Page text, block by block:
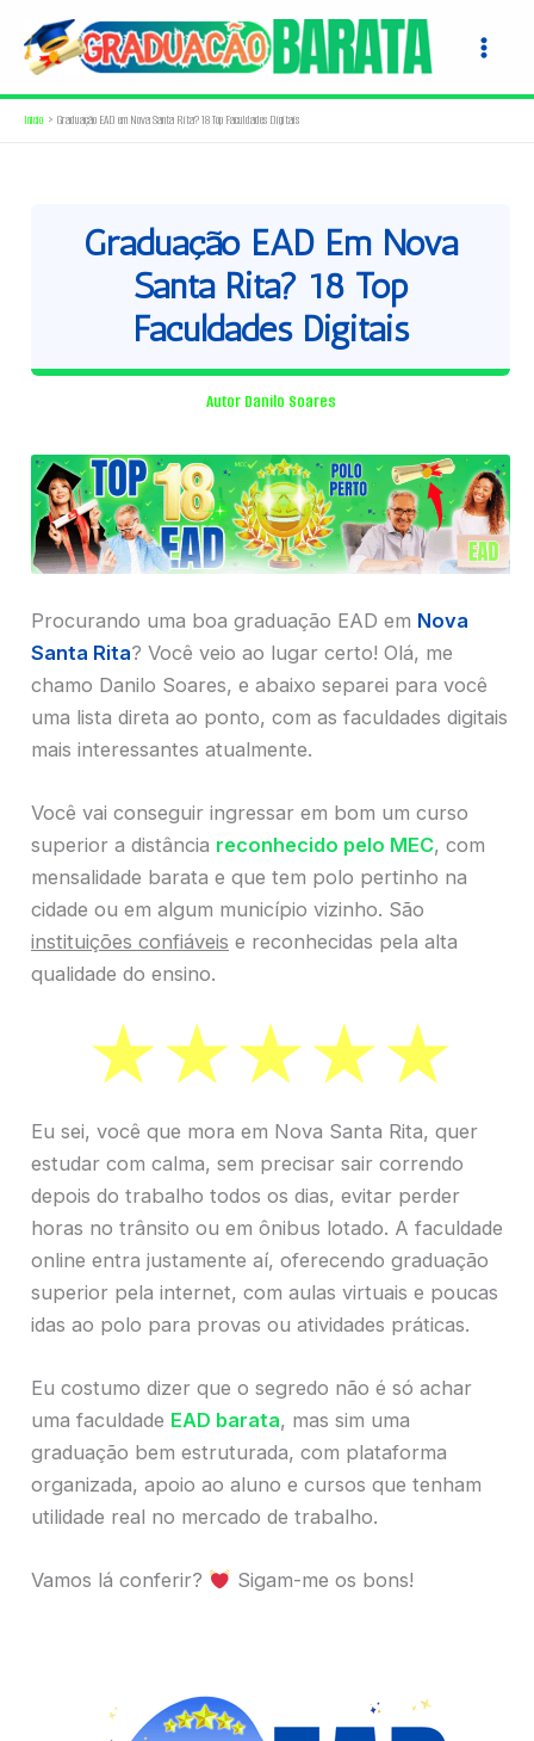
para
conteúdo
Início Graduação EAD em Nova Santa Rita? 18 Top Faculdades Digitais
Graduação EAD Em Nova
Santa Rita? 18 Top
Faculdades Digitais
Autor Danilo Soares
Procurando uma boa graduação EAD em Nova
Santa Rita? Você veio ao lugar certo! Olá, me
chamo Danilo Soares, e abaixo separei para você
uma lista direta ao ponto, com as faculdades digitais
mais interessantes atualmente.
Você vai conseguir ingressar em bom um curso
superior a distância reconhecido pelo MEC, com
mensalidade barata e que tem polo pertinho na
cidade ou em algum município vizinho. São
instituições confiáveis e reconhecidas pela alta
qualidade do ensino.
Eu sei, você que mora em Nova Santa Rita, quer
estudar com calma, sem precisar sair correndo
depois do trabalho todos os dias, evitar perder
horas no trânsito ou em ônibus lotado. A faculdade
online entra justamente aí, oferecendo graduação
superior pela internet, com aulas virtuais e poucas
idas ao polo para provas ou atividades práticas.
Eu costumo dizer que o segredo não é só achar
uma faculdade EAD barata, mas sim uma
graduação bem estruturada, com plataforma
organizada, apoio ao aluno e cursos que tenham
utilidade real no mercado de trabalho.
Vamos lá conferir? Sigam-me os bons!